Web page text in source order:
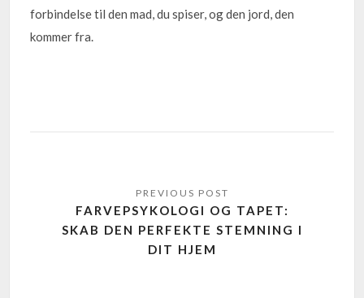
forbindelse til den mad, du spiser, og den jord, den
kommer fra.
FARVEPSYKOLOGI OG TAPET:
SKAB DEN PERFEKTE STEMNING I
DIT HJEM